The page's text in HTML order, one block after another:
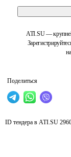
ATI.SU —
Поделиться
ID тендера в ATI.SU